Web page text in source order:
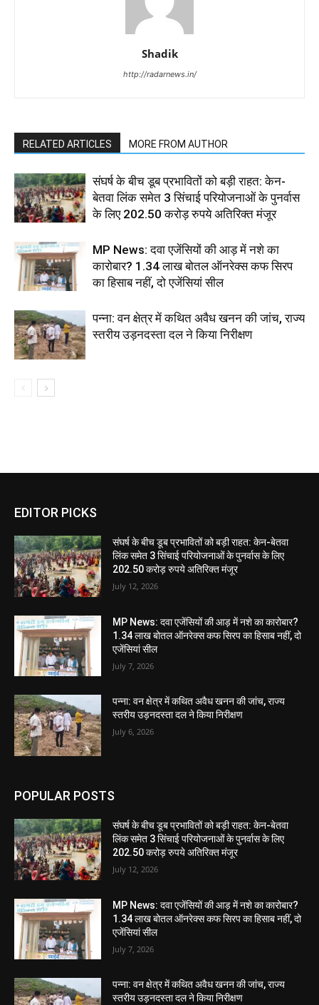
Shadik
http://radarnews.in/
RELATED ARTICLES MORE FROM AUTHOR
संघर्ष के बीच डूब प्रभावितों को बड़ी राहत: केन-
बेतवा लिंक समेत 3 सिंचाई परियोजनाओं के पुनर्वास
के लिए 202.50 करोड़ रुपये अतिरिक्त मंजूर
MP News: दवा एजेंसियों की आड़ में नशे का
कारोबार? 1.34 लाख बोतल ऑनरेक्स कफ सिरप
का हिसाब नहीं, दो एजेंसियां सील
पन्ना: वन क्षेत्र में कथित अवैध खनन की जांच, राज्य
स्तरीय उड़नदस्ता दल ने किया निरीक्षण
EDITOR PICKS
संघर्ष के बीच डूब प्रभावितों को बड़ी राहत: केन-बेतवा
लिंक समेत 3 सिंचाई परियोजनाओं के पुनर्वास के लिए
202.50 करोड़ रुपये अतिरिक्त मंजूर
July 12, 2026
MP News: दवा एजेंसियों की आड़ में नशे का कारोबार?
1.34 लाख बोतल ऑनरेक्स कफ सिरप का हिसाब नहीं, दो
एजेंसियां सील
July 7, 2026
पन्ना: वन क्षेत्र में कथित अवैध खनन की जांच, राज्य
स्तरीय उड़नदस्ता दल ने किया निरीक्षण
July 6, 2026
POPULAR POSTS
संघर्ष के बीच डूब प्रभावितों को बड़ी राहत: केन-बेतवा
लिंक समेत 3 सिंचाई परियोजनाओं के पुनर्वास के लिए
202.50 करोड़ रुपये अतिरिक्त मंजूर
July 12, 2026
MP News: दवा एजेंसियों की आड़ में नशे का कारोबार?
1.34 लाख बोतल ऑनरेक्स कफ सिरप का हिसाब नहीं, दो
एजेंसियां सील
July 7, 2026
पन्ना: वन क्षेत्र में कथित अवैध खनन की जांच, राज्य
स्तरीय उड़नदस्ता दल ने किया निरीक्षण